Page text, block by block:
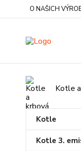
O NAŠICH
Kotle
Kotle
Kotle 3.